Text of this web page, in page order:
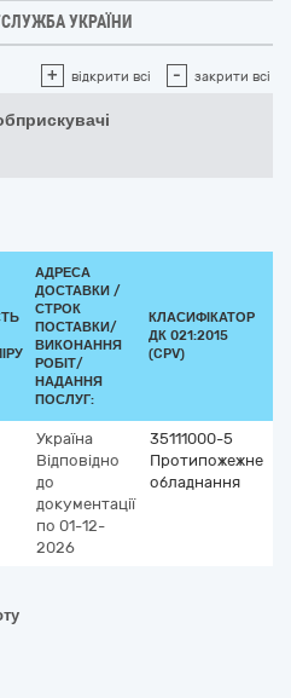
УКРАЇНИ
+ відкрити всі - закрити всі
АДРЕСА
ДОСТАВКИ /
СТРОК
ПОСТАВКИ/
ВИКОНАННЯ
РОБІТ/
НАДАННЯ
ПОСЛУГ:
КЛАСИФІКАТОР
ДК 021:2015
(CPV)
Україна
Відповідно
до
документації
по 01-12-
2026
35111000-5
Протипожежне
обладнання